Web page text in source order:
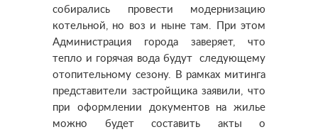
собирались провести модернизацию
котельной, но воз и ныне там. При этом
Администрация города заверяет, что
тепло и горячая вода будут следующему
отопительному сезону. В рамках митинга
представители застройщика заявили, что
при оформлении документов на жилье
можно будет составить акты о